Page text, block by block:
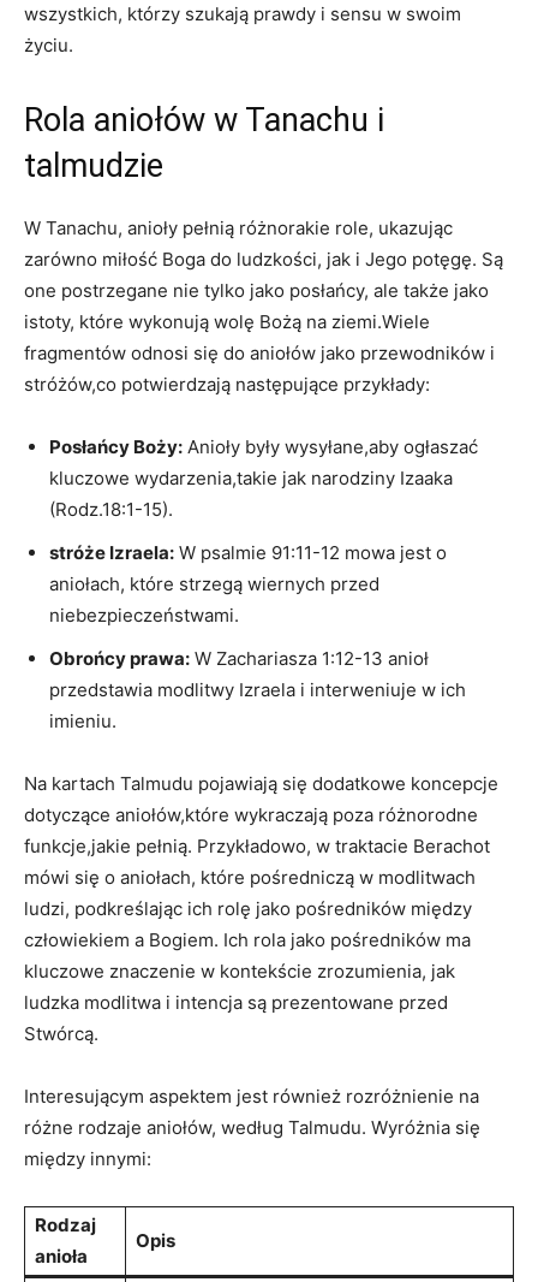
wszystkich, którzy szukają prawdy i sensu w swoim
życiu.
Rola aniołów w Tanachu i
talmudzie
W Tanachu, anioły pełnią różnorakie role, ukazując
zarówno miłość Boga do ludzkości, jak i Jego potęgę. Są
one postrzegane nie tylko jako posłańcy, ale także jako
istoty, które wykonują wolę Bożą na ziemi.Wiele
fragmentów odnosi się do aniołów jako przewodników i
stróżów,co potwierdzają następujące przykłady:
Posłańcy Boży: Anioły były wysyłane,aby ogłaszać
kluczowe wydarzenia,takie jak narodziny Izaaka
(Rodz.18:1-15).
stróże Izraela: W psalmie 91:11-12 mowa jest o
aniołach, które strzegą wiernych przed
niebezpieczeństwami.
Obrońcy prawa: W Zachariasza 1:12-13 anioł
przedstawia modlitwy Izraela i interweniuje w ich
imieniu.
Na kartach Talmudu pojawiają się dodatkowe koncepcje
dotyczące aniołów,które wykraczają poza różnorodne
funkcje,jakie pełnią. Przykładowo, w traktacie Berachot
mówi się o aniołach, które pośredniczą w modlitwach
ludzi, podkreślając ich rolę jako pośredników między
człowiekiem a Bogiem. Ich rola jako pośredników ma
kluczowe znaczenie w kontekście zrozumienia, jak
ludzka modlitwa i intencja są prezentowane przed
Stwórcą.
Interesującym aspektem jest również rozróżnienie na
różne rodzaje aniołów, według Talmudu. Wyróżnia się
między innymi:
Rodzaj
anioła
Opis